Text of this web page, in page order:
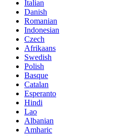
Italian
Danish
Romanian
Indonesian
Czech
Afrikaans
Swedish
Polish
Basque
Catalan
Esperanto
Hindi
Lao
Albanian
Amharic